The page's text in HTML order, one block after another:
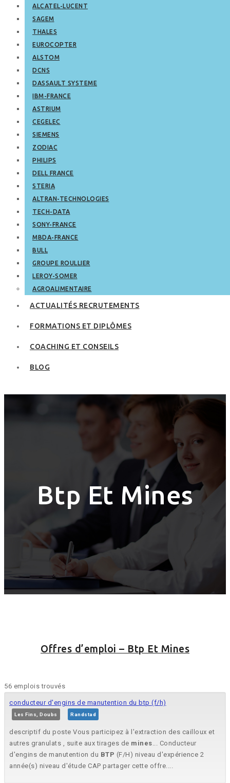
ALCATEL-LUCENT
SAGEM
THALES
EUROCOPTER
ALSTOM
DCNS
DASSAULT SYSTEME
IBM-FRANCE
ASTRIUM
CEGELEC
SIEMENS
ZODIAC
PHILIPS
DELL FRANCE
STERIA
ALTRAN-TECHNOLOGIES
TECH-DATA
SONY-FRANCE
MBDA-FRANCE
BULL
GROUPE ROULLIER
LEROY-SOMER
AGROALIMENTAIRE
ACTUALITÉS RECRUTEMENTS
FORMATIONS ET DIPLÔMES
COACHING ET CONSEILS
BLOG
Btp Et Mines
Offres d’emploi – Btp Et Mines
56 emplois trouvés
conducteur d'engins de manutention du btp (f/h)
Les Fins, Doubs Randstad
descriptif du poste Vous participez à l'extraction des cailloux et
autres granulats , suite aux tirages de mines... Conducteur
d'engins de manutention du BTP (F/H) niveau d'expérience 2
année(s) niveau d'étude CAP partager cette offre....